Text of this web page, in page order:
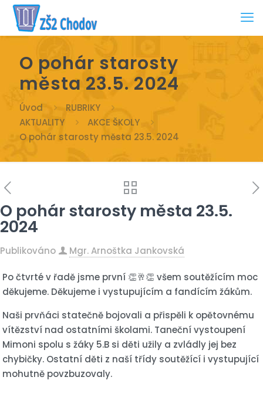
O pohár starosty
města 23.5. 2024
Úvod
RUBRIKY
AKTUALITY
AKCE ŠKOLY
O pohár starosty města 23.5. 2024
O pohár starosty města 23.5.
2024
Publikováno Mgr. Arnoštka Jankovská
Po čtvrté v řadě jsme první 👏🥂👏 všem soutěžícím moc
děkujeme. Děkujeme i vystupujícím a fandícím žákům.
Naši prvňáci statečně bojovali a přispěli k opětovnému
vítězství nad ostatními školami. Taneční vystoupení
Mimoni spolu s žáky 5.B si děti užily a zvládly jej bez
chybičky. Ostatní děti z naší třídy soutěžící i vystupující
mohutně povzbuzovaly.